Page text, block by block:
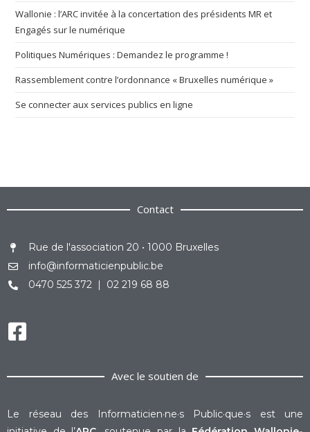
Wallonie : l’ARC invitée à la concertation des présidents MR et
Engagés sur le numérique
Politiques Numériques : Demandez le programme !
Rassemblement contre l’ordonnance « Bruxelles numérique »
Se connecter aux services publics en ligne
Contact
Rue de l'association 20 • 1000 Bruxelles
info@informaticienpublic.be
0470 525 372 | 02 219 68 88
Avec le soutien de
Le réseau des Informaticien·ne·s Public·que·s est une